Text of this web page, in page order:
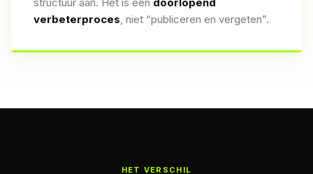
verbeterproces, niet “publiceren en vergeten”.
HET VERSCHIL